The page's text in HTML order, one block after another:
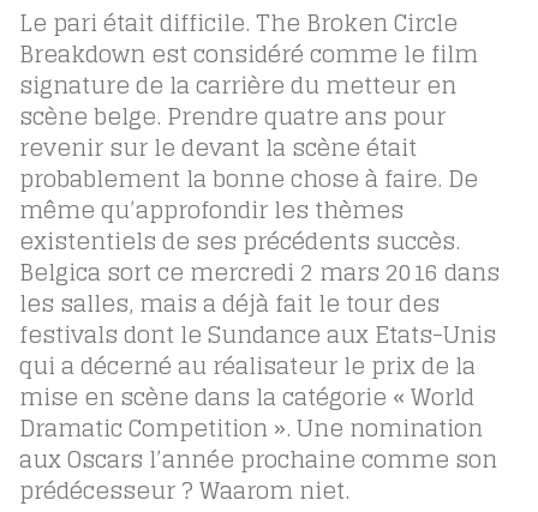
Le pari était difficile. The Broken Circle
Breakdown est considéré comme le film
signature de la carrière du metteur en
scène belge. Prendre quatre ans pour
revenir sur le devant la scène était
probablement la bonne chose à faire. De
même qu’approfondir les thèmes
existentiels de ses précédents succès.
Belgica sort ce mercredi 2 mars 2016 dans
les salles, mais a déjà fait le tour des
festivals dont le Sundance aux Etats-Unis
qui a décerné au réalisateur le prix de la
mise en scène dans la catégorie « World
Dramatic Competition ». Une nomination
aux Oscars l’année prochaine comme son
prédécesseur ? Waarom niet.